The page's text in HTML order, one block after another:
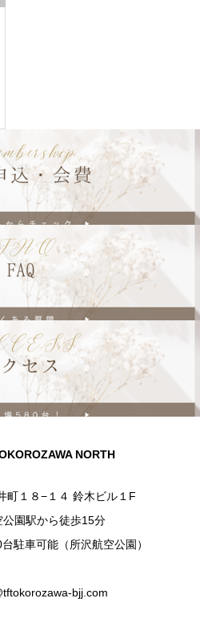
NORTH
町１８−１４ 鈴木ビル１F
公園駅から徒歩15分
駐車可能（所沢航空公園）
bjj.com